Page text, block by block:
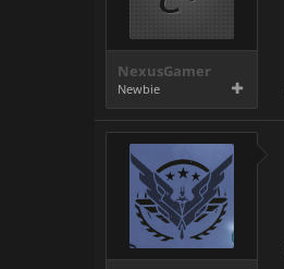
NexusGamer
Newbie